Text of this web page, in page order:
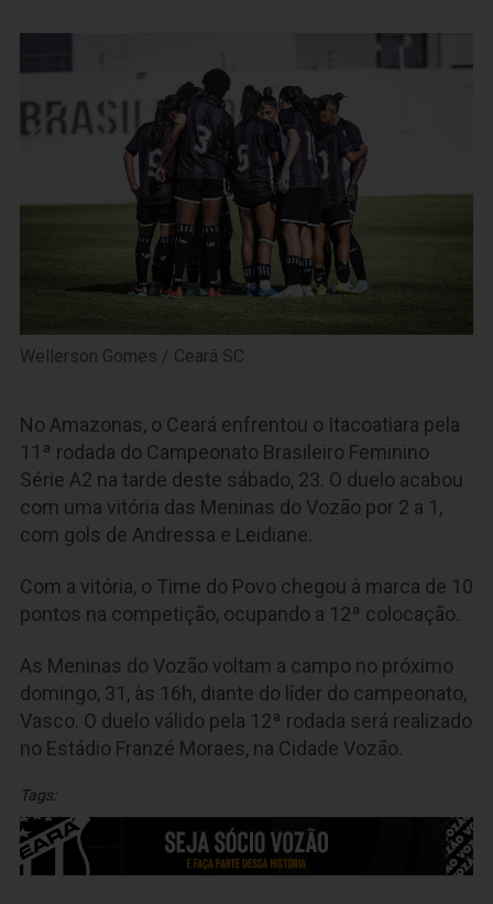
Wellerson Gomes / Ceará SC
No Amazonas, o Ceará enfrentou o Itacoatiara pela
11ª rodada do Campeonato Brasileiro Feminino
Série A2 na tarde deste sábado, 23. O duelo acabou
com uma vitória das Meninas do Vozão por 2 a 1,
com gols de Andressa e Leidiane.
Com a vitória, o Time do Povo chegou à marca de 10
pontos na competição, ocupando a 12ª colocação.
As Meninas do Vozão voltam a campo no próximo
domingo, 31, às 16h, diante do líder do campeonato,
Vasco. O duelo válido pela 12ª rodada será realizado
no Estádio Franzé Moraes, na Cidade Vozão.
Tags: